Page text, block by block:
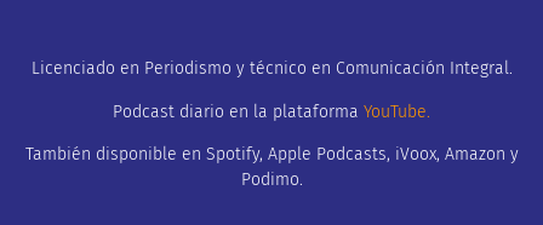
Licenciado en Periodismo y técnico en Comunicación Integral.
Podcast diario en la plataforma YouTube.
También disponible en Spotify, Apple Podcasts, iVoox, Amazon y
Podimo.